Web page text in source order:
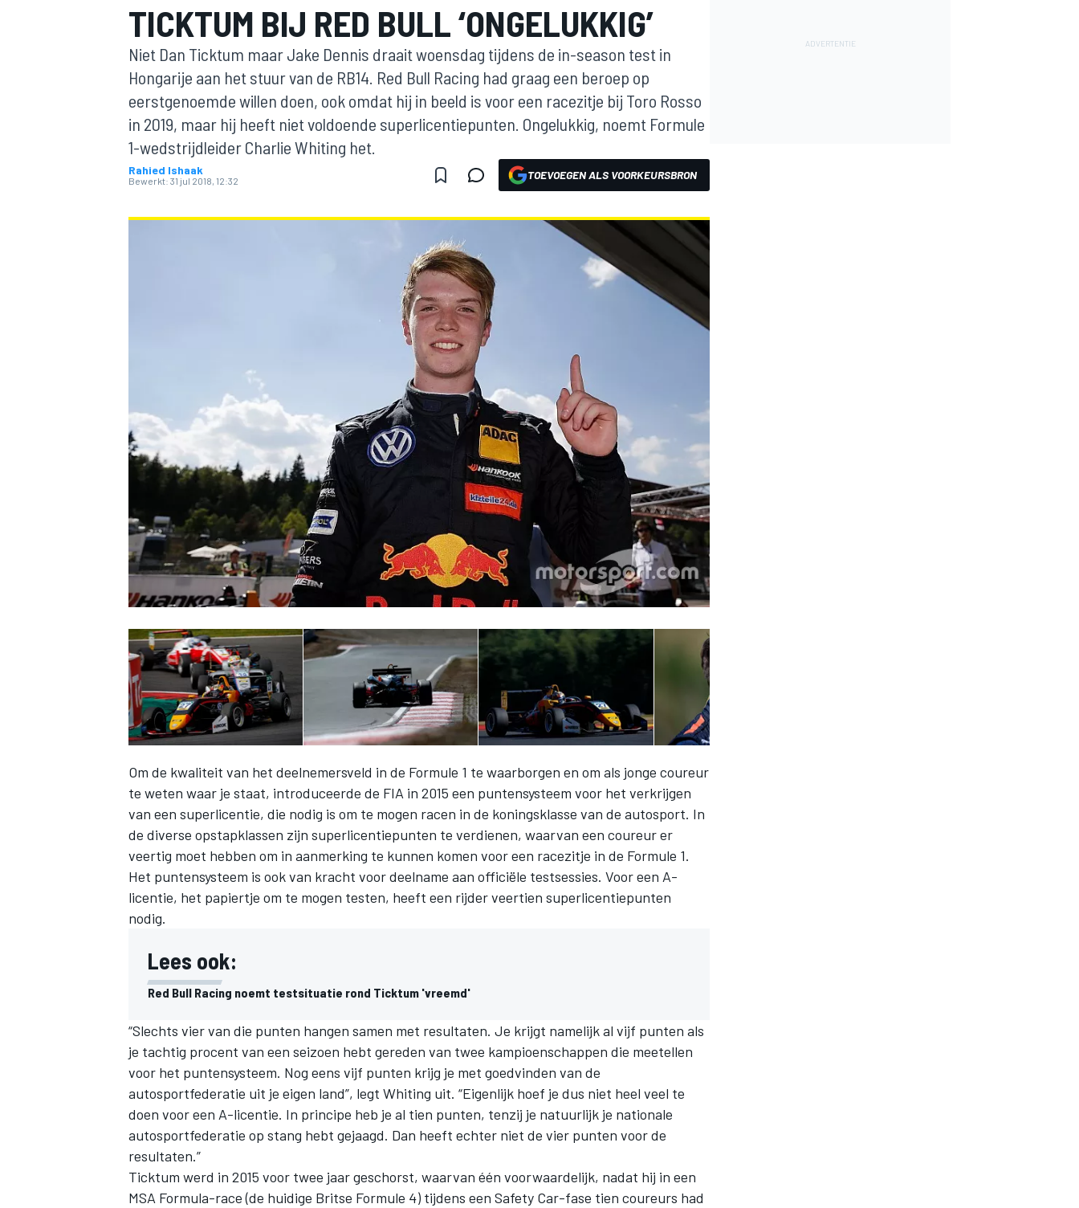
MOTOGP
INDYCAR
WEC DTM
TICKTUM BIJ RED BULL ‘ONGELUKKIG’
Niet Dan Ticktum maar Jake Dennis draait woensdag tijdens de in-season test in
Hongarije aan het stuur van de RB14. Red Bull Racing had graag een beroep op
eerstgenoemde willen doen, ook omdat hij in beeld is voor een racezitje bij Toro Rosso
in 2019, maar hij heeft niet voldoende superlicentiepunten. Ongelukkig, noemt Formule
1-wedstrijdleider Charlie Whiting het.
Rahied Ishaak
Bewerkt: 31 jul 2018, 12:32 TOEVOEGEN ALS VOORKEURSBRON
Om de kwaliteit van het deelnemersveld in de Formule 1 te waarborgen en om als jonge coureur
te weten waar je staat, introduceerde de FIA in 2015 een puntensysteem voor het verkrijgen
van een superlicentie, die nodig is om te mogen racen in de koningsklasse van de autosport. In
de diverse opstapklassen zijn superlicentiepunten te verdienen, waarvan een coureur er
veertig moet hebben om in aanmerking te kunnen komen voor een racezitje in de Formule 1.
Het puntensysteem is ook van kracht voor deelname aan officiële testsessies. Voor een A-
licentie, het papiertje om te mogen testen, heeft een rijder veertien superlicentiepunten
nodig.
Lees ook:
Red Bull Racing noemt testsituatie rond Ticktum 'vreemd'
“Slechts vier van die punten hangen samen met resultaten. Je krijgt namelijk al vijf punten als
je tachtig procent van een seizoen hebt gereden van twee kampioenschappen die meetellen
voor het puntensysteem. Nog eens vijf punten krijg je met goedvinden van de
autosportfederatie uit je eigen land”, legt Whiting uit. “Eigenlijk hoef je dus niet heel veel te
doen voor een A-licentie. In principe heb je al tien punten, tenzij je natuurlijk je nationale
autosportfederatie op stang hebt gejaagd. Dan heeft echter niet de vier punten voor de
resultaten.”
Ticktum werd in 2015 voor twee jaar geschorst, waarvan één voorwaardelijk, nadat hij in een
MSA Formula-race (de huidige Britse Formule 4) tijdens een Safety Car-fase tien coureurs had